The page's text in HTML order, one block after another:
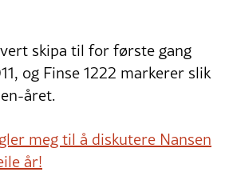
skipa til for første gang
og Finse 1222 markerer slik
året.
meg til å diskutere Nansen
år!